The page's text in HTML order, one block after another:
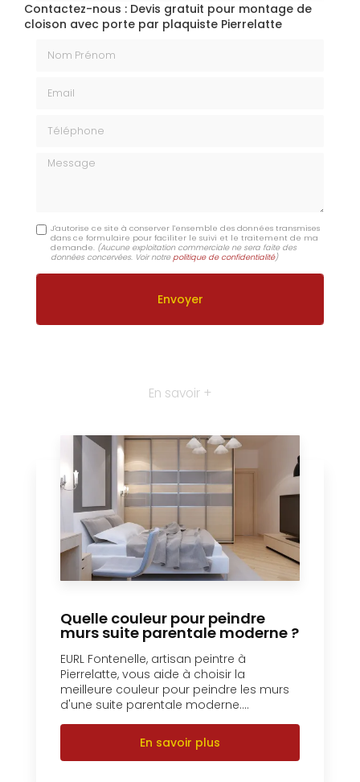
Contactez-nous : Devis gratuit pour montage de
cloison avec porte par plaquiste Pierrelatte
Message
J'autorise ce site à conserver l'ensemble des données transmises
dans ce formulaire pour faciliter le suivi et le traitement de ma
demande. (Aucune exploitation commerciale ne sera faite des
données concervées. Voir notrepolitique de confidentialité)
En savoir +
Quelle couleur pour peindre
murs suite parentale moderne ?
EURL Fontenelle, artisan peintre à
Pierrelatte, vous aide à choisir la
meilleure couleur pour peindre les murs
d'une suite parentale moderne....
En savoir plus